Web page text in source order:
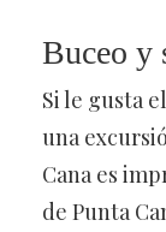
Buceo y
Si le gusta
una
Cana es
de Punta